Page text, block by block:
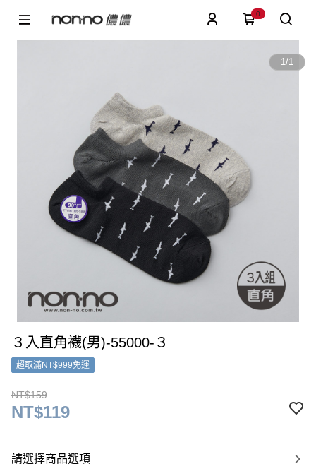
0
1/1
３入直角襪(男)-55000-３
超取滿NT$999免運
NT$159
NT$119
請選擇商品選項